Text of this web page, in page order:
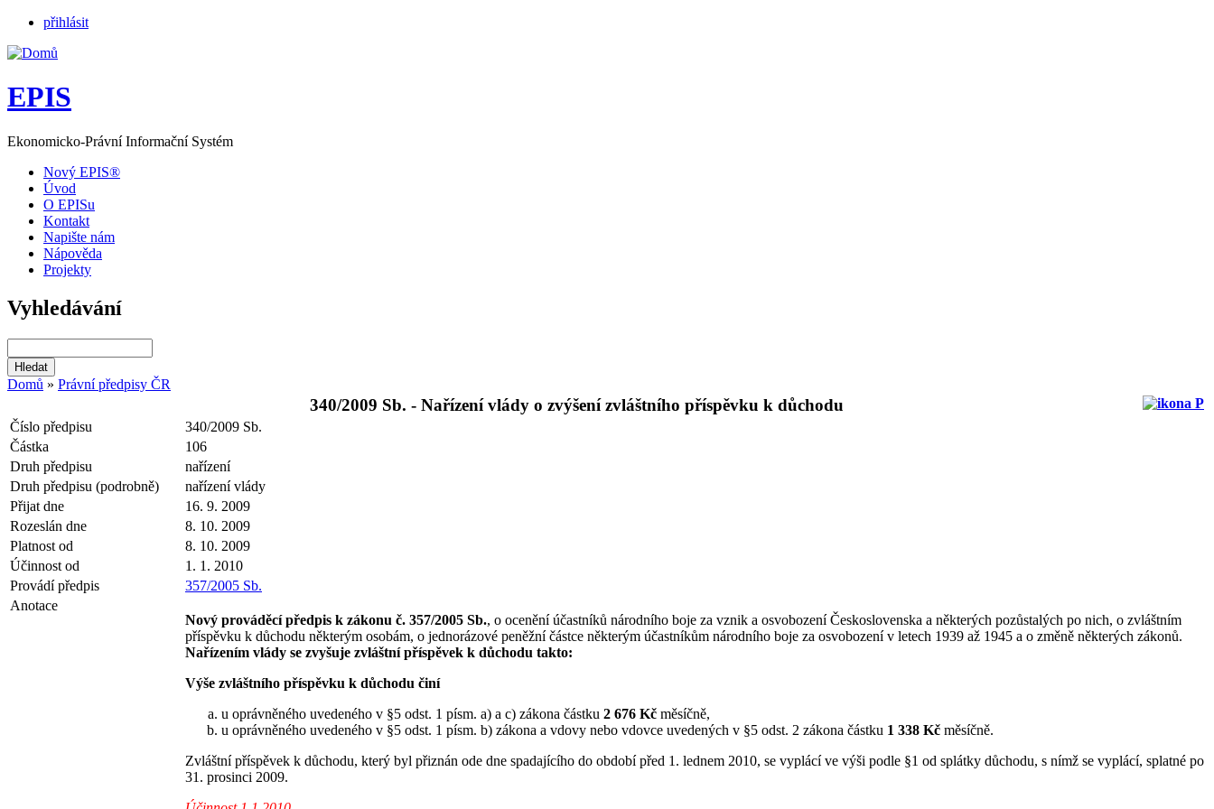
přihlásit
EPIS
Ekonomicko-Právní Informační Systém
Nový EPIS®
Úvod
O EPISu
Kontakt
Napište nám
Nápověda
Projekty
Vyhledávání
Domů » Právní předpisy ČR
340/2009 Sb. - Nařízení vlády o zvýšení zvláštního příspěvku k důchodu
Číslo předpisu
340/2009 Sb.
Částka
106
Druh předpisu
nařízení
Druh předpisu (podrobně)
nařízení vlády
Přijat dne
16. 9. 2009
Rozeslán dne
8. 10. 2009
Platnost od
8. 10. 2009
Účinnost od
1. 1. 2010
Provádí předpis
357/2005 Sb.
Anotace
Nový prováděcí předpis k zákonu č. 357/2005 Sb., o ocenění účastníků národního boje za vznik a osvobození Československa a některých pozůstalých po nich, o zvláštním
příspěvku k důchodu některým osobám, o jednorázové peněžní částce některým účastníkům národního boje za osvobození v letech 1939 až 1945 a o změně některých zákonů.
Nařízením vlády se zvyšuje zvláštní příspěvek k důchodu takto:
Výše zvláštního příspěvku k důchodu činí
u oprávněného uvedeného v §5 odst. 1 písm. a) a c) zákona částku 2 676 Kč měsíčně,
u oprávněného uvedeného v §5 odst. 1 písm. b) zákona a vdovy nebo vdovce uvedených v §5 odst. 2 zákona částku 1 338 Kč měsíčně.
Zvláštní příspěvek k důchodu, který byl přiznán ode dne spadajícího do období před 1. lednem 2010, se vyplácí ve výši podle §1 od splátky důchodu, s nímž se vyplácí, splatné po
31. prosinci 2009.